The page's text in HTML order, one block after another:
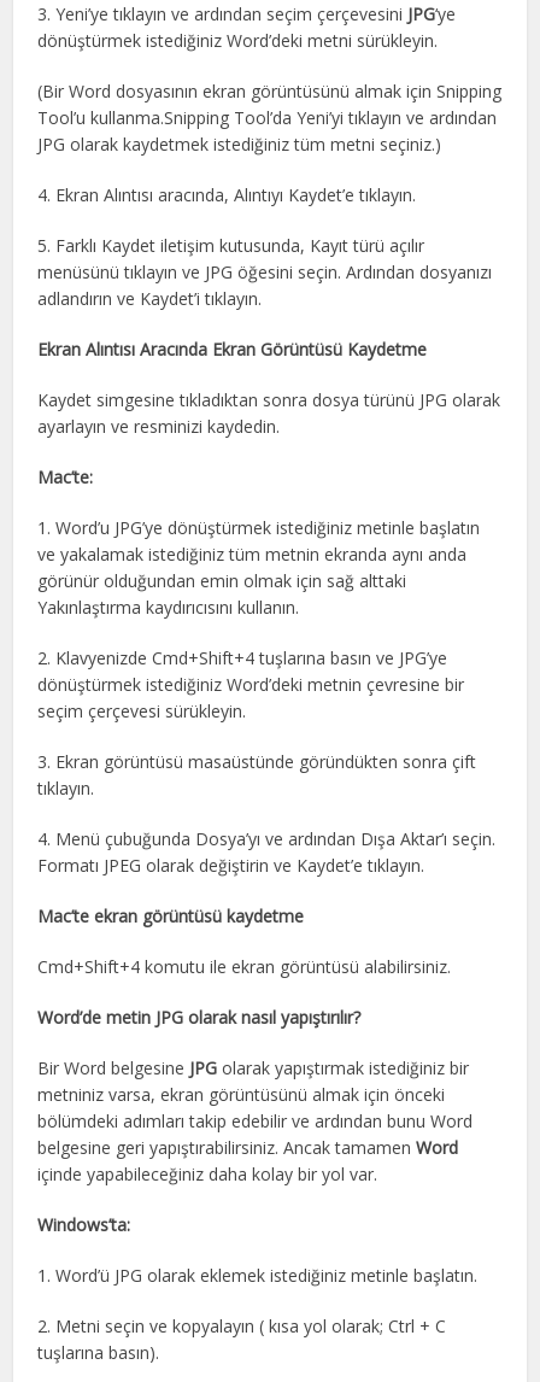
3. Yeni’ye tıklayın ve ardından seçim çerçevesini JPG‘ye
dönüştürmek istediğiniz Word’deki metni sürükleyin.
(Bir Word dosyasının ekran görüntüsünü almak için Snipping
Tool’u kullanma.Snipping Tool’da Yeni’yi tıklayın ve ardından
JPG olarak kaydetmek istediğiniz tüm metni seçiniz.)
4. Ekran Alıntısı aracında, Alıntıyı Kaydet’e tıklayın.
5. Farklı Kaydet iletişim kutusunda, Kayıt türü açılır
menüsünü tıklayın ve JPG öğesini seçin. Ardından dosyanızı
adlandırın ve Kaydet’i tıklayın.
Ekran Alıntısı Aracında Ekran Görüntüsü Kaydetme
Kaydet simgesine tıkladıktan sonra dosya türünü JPG olarak
ayarlayın ve resminizi kaydedin.
Mac’te:
1. Word’u JPG’ye dönüştürmek istediğiniz metinle başlatın
ve yakalamak istediğiniz tüm metnin ekranda aynı anda
görünür olduğundan emin olmak için sağ alttaki
Yakınlaştırma kaydırıcısını kullanın.
2. Klavyenizde Cmd+Shift+4 tuşlarına basın ve JPG’ye
dönüştürmek istediğiniz Word’deki metnin çevresine bir
seçim çerçevesi sürükleyin.
3. Ekran görüntüsü masaüstünde göründükten sonra çift
tıklayın.
4. Menü çubuğunda Dosya’yı ve ardından Dışa Aktar’ı seçin.
Formatı JPEG olarak değiştirin ve Kaydet’e tıklayın.
Mac’te ekran görüntüsü kaydetme
Cmd+Shift+4 komutu ile ekran görüntüsü alabilirsiniz.
Word’de metin JPG olarak nasıl yapıştırılır?
Bir Word belgesine JPG olarak yapıştırmak istediğiniz bir
metniniz varsa, ekran görüntüsünü almak için önceki
bölümdeki adımları takip edebilir ve ardından bunu Word
belgesine geri yapıştırabilirsiniz. Ancak tamamenWord
içinde yapabileceğiniz daha kolay bir yol var.
Windows’ta:
1. Word’ü JPG olarak eklemek istediğiniz metinle başlatın.
2. Metni seçin ve kopyalayın ( kısa yol olarak; Ctrl + C
tuşlarına basın).